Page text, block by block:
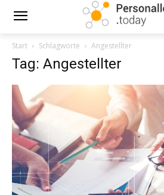
Start Schlagworte Angestellter
Tag: Angestellter